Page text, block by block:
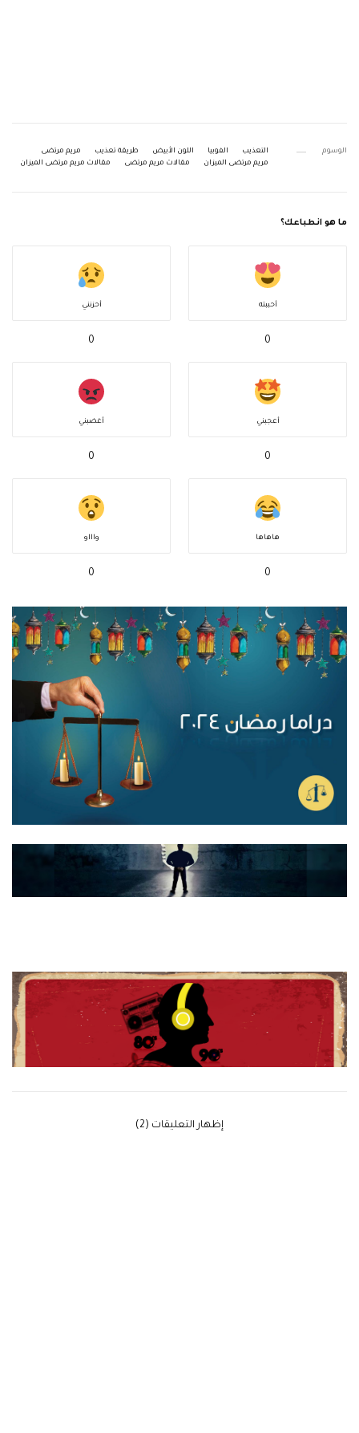
الوسوم التعذيب الفوبيا اللون الأبيض طريقة تعذيب
مريم مرتضى
مريم مرتضى الميزان
مقالات مريم مرتضى مقالات مريم مرتضى الميزان
ما هو انطباعك؟
أحببته
0
أحزنني
0
أعجبني
0
أغضبني
0
هاهاها
0
واااو
0
‫إظهار التعليقات (2)